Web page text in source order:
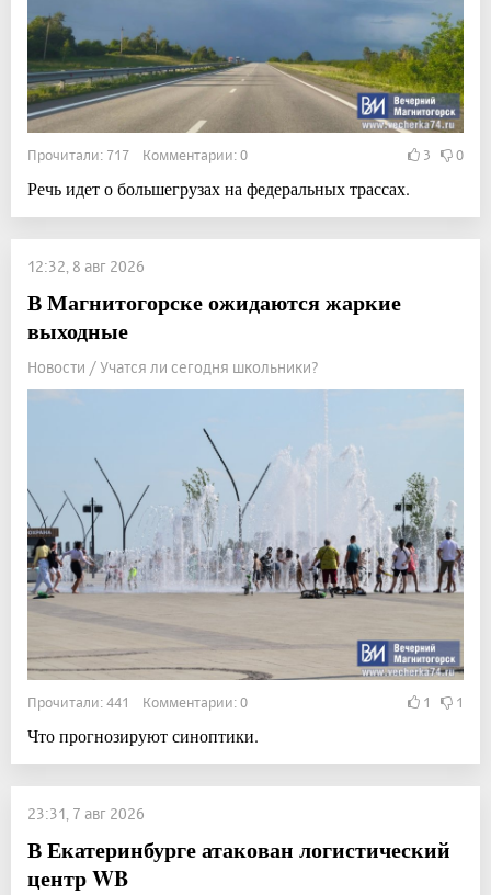
Прочитали: 717 Комментарии: 0 3 0
Речь идет о большегрузах на федеральных трассах.
12:32, 8 авг 2026
В Магнитогорске ожидаются жаркие
выходные
Новости / Учатся ли сегодня школьники?
Прочитали: 441 Комментарии: 0 1 1
Что прогнозируют синоптики.
23:31, 7 авг 2026
В Екатеринбурге атакован логистический
центр WB